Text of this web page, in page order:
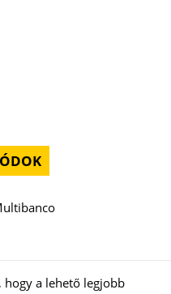
hogy a lehető legjobb